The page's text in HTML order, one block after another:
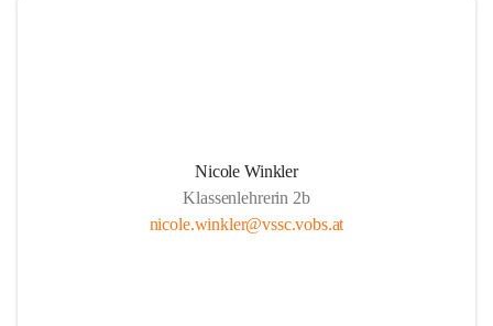
Nicole Winkler
Klassenlehrerin 2b
nicole.winkler@vssc.vobs.at